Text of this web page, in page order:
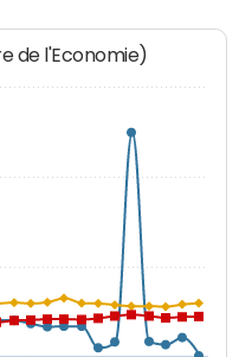
de l'Economie)